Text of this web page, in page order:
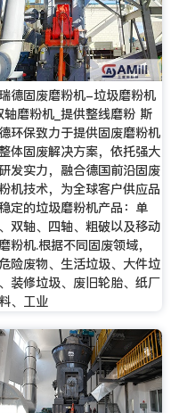
德固废磨粉机-垃圾磨粉机
轴磨粉机_提供整线磨粉 斯
环保致力于提供固废磨粉机
体固废解决方案，依托强大
发实力，融合德国前沿固废
机技术，为全球客户供应品
定的垃圾磨粉机产品：单
双轴、四轴、粗破以及移动
粉机.根据不同固废领域，
险废物、生活垃圾、大件垃
装修垃圾、废旧轮胎、纸厂
、工业